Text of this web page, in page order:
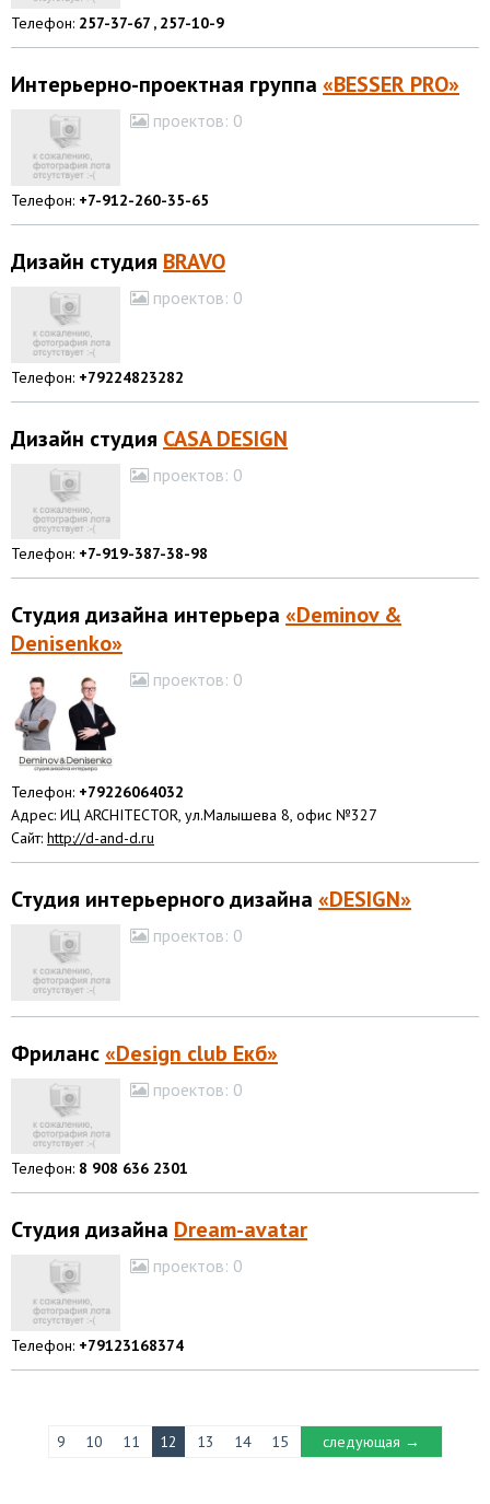
Телефон: 257-37-67 , 257-10-9
Интерьерно-проектная группа «BESSER PRO»
проектов: 0
Телефон: +7-912-260-35-65
Дизайн студия BRAVO
проектов: 0
Телефон: +79224823282
Дизайн студия CASA DESIGN
проектов: 0
Телефон: +7-919-387-38-98
Студия дизайна интерьера «Deminov &
Denisenko»
проектов: 0
Телефон: +79226064032
Адрес: ИЦ ARCHITECTOR, ул.Малышева 8, офис №327
Сайт: http://d-and-d.ru
Студия интерьерного дизайна «DESIGN»
проектов: 0
Фриланс«Design club Екб»
проектов: 0
Телефон: 8 908 636 2301
Студия дизайна Dream-avatar
проектов: 0
Телефон: +79123168374
9 10 11 12 13 14 15 следующая →